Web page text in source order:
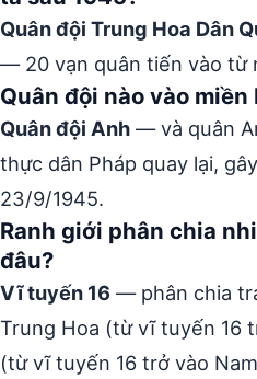
Quân đội Trung Hoa Dân
— 20 vạn quân tiến vào từ
Quân đội nào vào miền
Quân đội Anh — và quân
thực dân Pháp quay lại,
23/9/1945.
Ranh giới phân chia
đâu?
Vĩ tuyến 16 — phân chia
Trung Hoa (từ vĩ tuyến 16
(từ vĩ tuyến 16 trở vào